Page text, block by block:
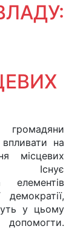
на
місцевих
Існує
елементів
демократії,
у цьому